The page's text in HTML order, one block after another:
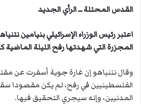
ي
ا
القدس المحتلة ــ الرأي الجديد
اعتبر رئيس الوزراء الإسرائيلي بنيامين
المجزرة التي شهدتها رفح الليلة
وقال نتنياهو إن غارة جوية أسفرت عن
الفلسطينيين في رفح، لم يكن مقصودا
المدنيين، وإنه سيجري التحقيق فيها.